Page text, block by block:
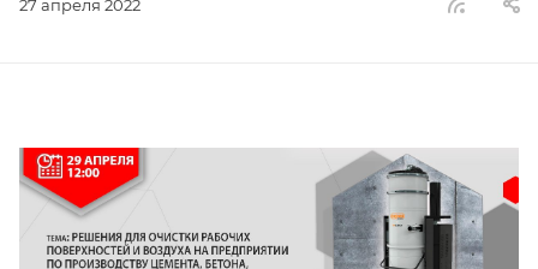
27 апреля 2022